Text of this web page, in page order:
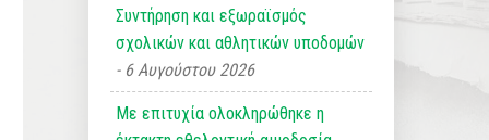
Συντήρηση και εξωραϊσμός
σχολικών και αθλητικών υποδομών
6 Αυγούστου 2026
Με επιτυχία ολοκληρώθηκε η